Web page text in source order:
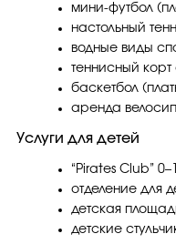
мини-футбол
настольный
водные виды
теннисный
баскетбол
аренда
Услуги для детей
“Pirates Club”
отделение для
детская
детские